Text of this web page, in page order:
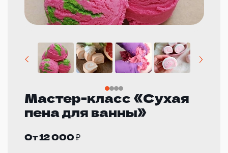
Мастер-класс «Сухая
пена для ванны»
От 12 000 ₽